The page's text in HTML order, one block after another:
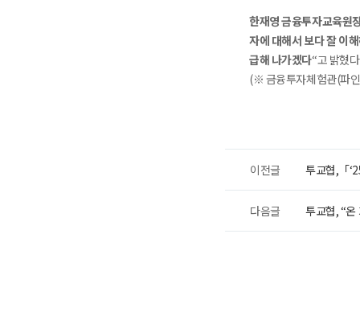
한재영 금융투자교육원
자에 대해서 보다 잘 이
급해 나가겠다“고 밝혔
(※ 금융투자체험관(파
이전글 투교협,「
다음글 투교협, “온